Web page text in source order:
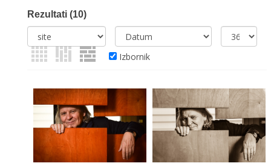
Rezultati (10)
Izbornik